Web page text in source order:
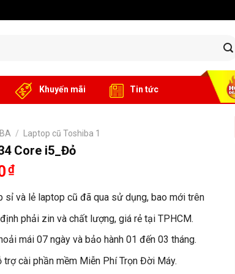
Khuyến mãi Tin tức
/ Laptop cũ Toshiba 1
Core i5_Đỏ
₫Giá
hiện
là:
sỉ và lẻ laptop cũ đã qua sử dụng, bao mới trên
phải zin và chất lượng, giá rẻ tại TPHCM.
mái 07 ngày và bảo hành 01 đến 03 tháng.
trợ cài phần mềm Miễn Phí Trọn Đời Máy.